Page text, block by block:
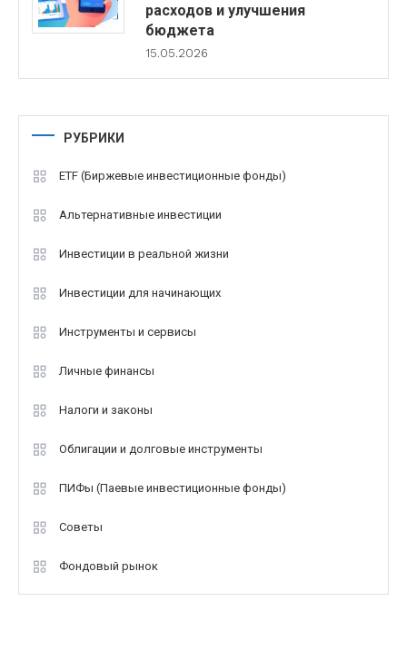
расходов и улучшения
бюджета
15.05.2026
РУБРИКИ
ETF (Биржевые инвестиционные фонды)
Альтернативные инвестиции
Инвестиции в реальной жизни
Инвестиции для начинающих
Инструменты и сервисы
Личные финансы
Налоги и законы
Облигации и долговые инструменты
ПИФы (Паевые инвестиционные фонды)
Советы
Фондовый рынок